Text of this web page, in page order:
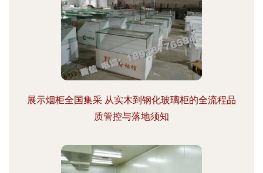
展示烟柜全国集采 从实木到钢化玻璃柜的全流程品
质管控与落地须知